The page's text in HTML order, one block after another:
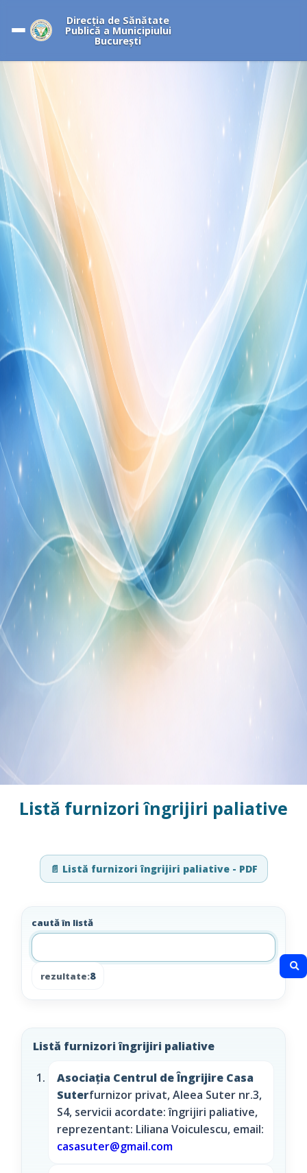
Direcția de Sănătate
Publică a Municipiului
București
Listă furnizori îngrijiri paliative
📄 Listă furnizori îngrijiri paliative - PDF
caută în listă
rezultate:8
Listă furnizori îngrijiri paliative
Asociația Centrul de Îngrijire Casa
Suterfurnizor privat, Aleea Suter nr.3,
S4, servicii acordate: îngrijiri paliative,
reprezentant: Liliana Voiculescu, email:
casasuter@gmail.com